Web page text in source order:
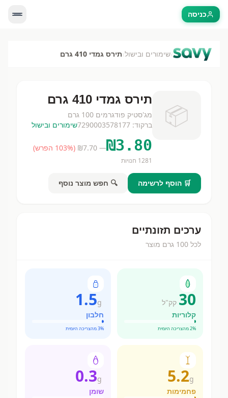
כניסה
›שימורים ובישול›תירס גמדי 410 גרם
📦
תירס גמדי 410 גרם
מג'סטיק פודגרמים 100 גרם
ברקוד: 7290003578177שימורים ובישול
₪3.80
— ₪
7.70
(
103% הפרש)
1281 חנויות
🛒 הוסף לרשימה 🔍 חפש מוצר נוסף
ערכים תזונתיים
לכל 100 גרם מוצר
30 קק"ל
קלוריות
2% מהצריכה היומית
1.5g
חלבון
3% מהצריכה היומית
5.2g
פחמימות
0.3g
שומן